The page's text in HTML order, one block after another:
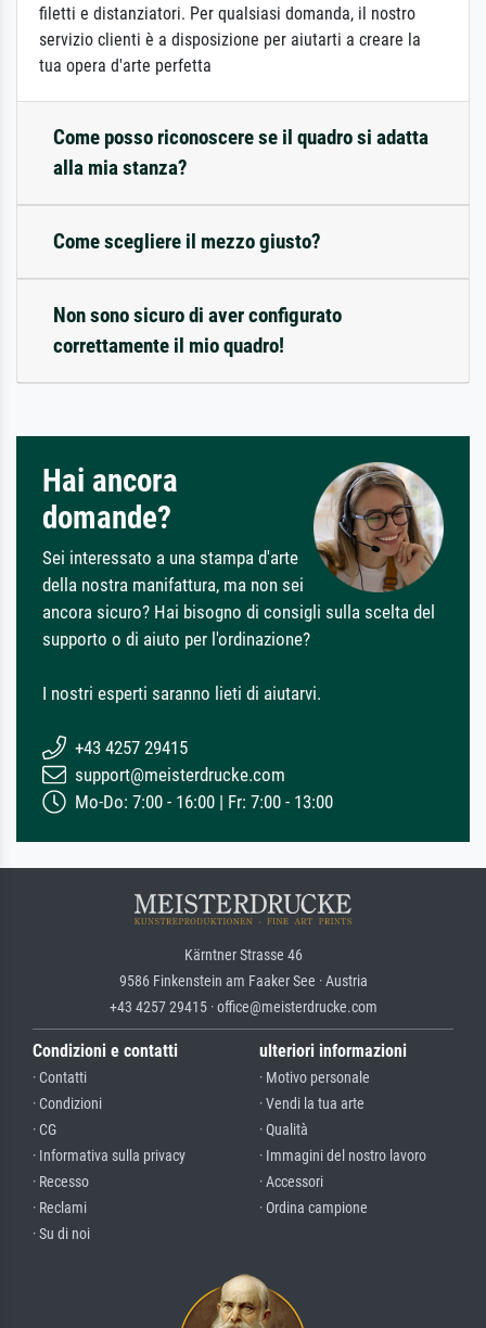
filetti e distanziatori. Per qualsiasi domanda, il nostro
servizio clienti è a disposizione per aiutarti a creare la
tua opera d'arte perfetta
Come posso riconoscere se il quadro si adatta
alla mia stanza?
Come scegliere il mezzo giusto?
Non sono sicuro di aver configurato
correttamente il mio quadro!
Hai ancora
domande?
Sei interessato a una stampa d'arte
della nostra manifattura, ma non sei
ancora sicuro? Hai bisogno di consigli sulla scelta del
supporto o di aiuto per l'ordinazione?
I nostri esperti saranno lieti di aiutarvi.
+43 4257 29415
support@meisterdrucke.com
Mo-Do: 7:00 - 16:00 | Fr: 7:00 - 13:00
Kärntner Strasse 46
9586 Finkenstein am Faaker See · Austria
+43 4257 29415 · office@meisterdrucke.com
Condizioni e contatti
· Contatti
· Condizioni
· CG
· Informativa sulla privacy
· Recesso
· Reclami
· Su di noi
ulteriori informazioni
· Motivo personale
· Vendi la tua arte
· Qualità
· Immagini del nostro lavoro
· Accessori
· Ordina campione